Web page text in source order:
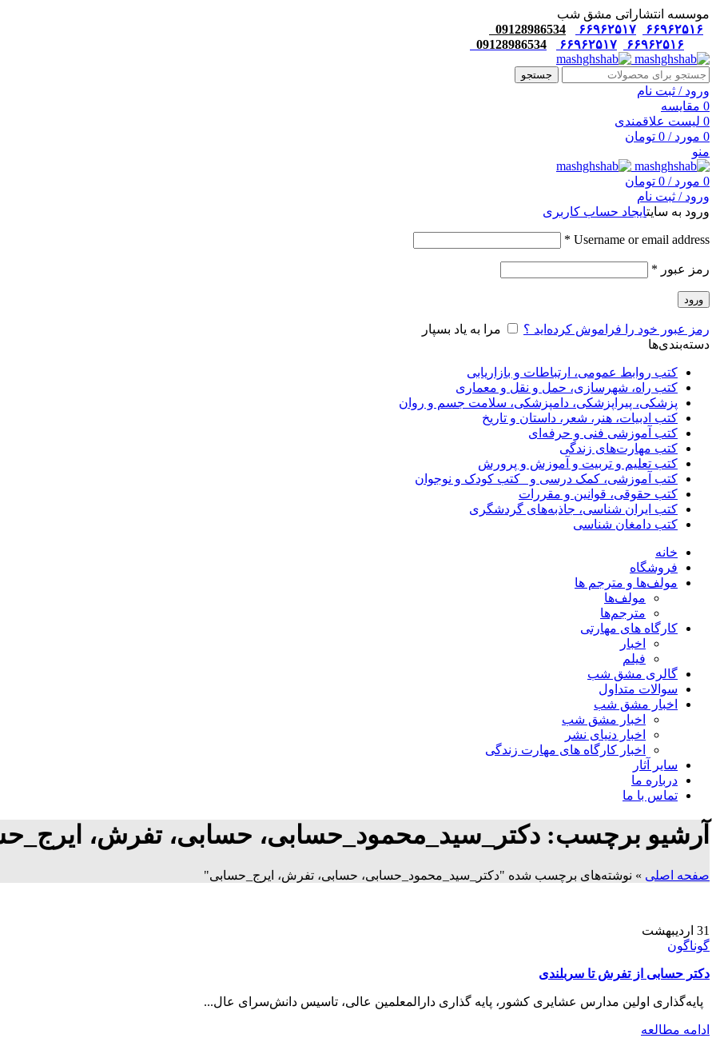
موسسه انتشاراتی مشق شب
۶۶۹۶۲۵۱۶
۶۶۹۶۲۵۱۷
09128986534
۶۶۹۶۲۵۱۶
۶۶۹۶۲۵۱۷ 09128986534
جستجو
ورود / ثبت نام
0 مقایسه
0 لیست علاقمندی
0 مورد /
0 تومان
منو
0 مورد /
0 تومان
ورود / ثبت نام
ورود به سایتایجاد حساب کاربری
Username or email address
*
رمز عبور *
ورود
رمز عبور خود را فراموش کرده‌اید ؟
مرا به یاد بسپار
دسته‌بندی‌ها
کتب روابط عمومی، ارتباطات و بازاریابی
کتب راه، شهرسازی، حمل و نقل و معماری
پزشکی، پیراپزشکی، دامپزشکی، سلامت جسم و روان
کتب ادبیات، هنر، شعر، داستان و تاریخ
کتب آموزشی فنی و حرفه‌ای
کتب مهارت‌های زندگی
کتب تعلیم و تربیت و آموزش و پرورش
کتب آموزشی، کمک درسی و _کتب کودک و نوجوان
کتب حقوقی، قوانین و مقررات
کتب ایران شناسی، جاذبه‌های گردشگری
کتب دامغان شناسی
خانه
فروشگاه
مولف‌ها و مترجم ها
مولف‌ها
مترجم‌ها
کارگاه های مهارتی
اخبار
فیلم
گالری مشق شب
سوالات متداول
اخبار مشق شب
اخبار مشق شب
اخبار دنیای نشر
اخبار کارگاه های مهارت زندگی
سایر آثار
درباره ما
تماس با ما
آرشیو برچسب: دکتر_سید_محمود_حسابی، حسابی، تفرش،
صفحه اصلی » نوشته‌های برچسب شده "دکتر_سید_محمود_حسابی، حسابی، تفرش، ایرج_حسابی"
31 اردیبهشت
گوناگون
دکتر حسابی از تفرش تا سربلندی
پایه‌گذاری اولین مدارس عشایری كشور، پایه گذاری دارالمعلمین عالی، تاسیس دانش‌سرای عال...
ادامه مطالعه